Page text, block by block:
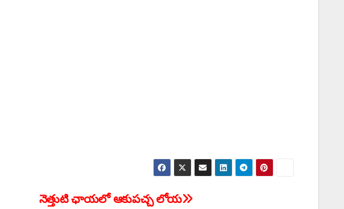
నెత్తుటి ఛాయలో ఆకుపచ్చ లోయ